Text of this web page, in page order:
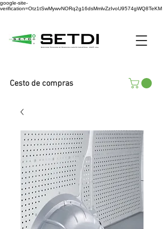
google-site-
verification=Otz1tSwMywvNORq2g16dsMmlvZzIvoU9574gWQ8TeKM
Cesto de compras